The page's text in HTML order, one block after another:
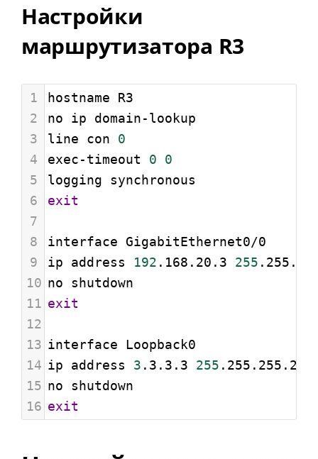
Настройки
маршрутизатора R3
1
hostname R3
2
no ip domain-lookup
3
line con 0
4
exec-timeout 0
0
5
logging synchronous
6
exit
7
8
interface GigabitEthernet0/0
9
ip address 192 .168.20.3 255
10 no shutdown
11 exit
12
13 interface Loopback0
14 ip address 3 .3.3.3 255 .255.255.255
15 no shutdown
16 exit